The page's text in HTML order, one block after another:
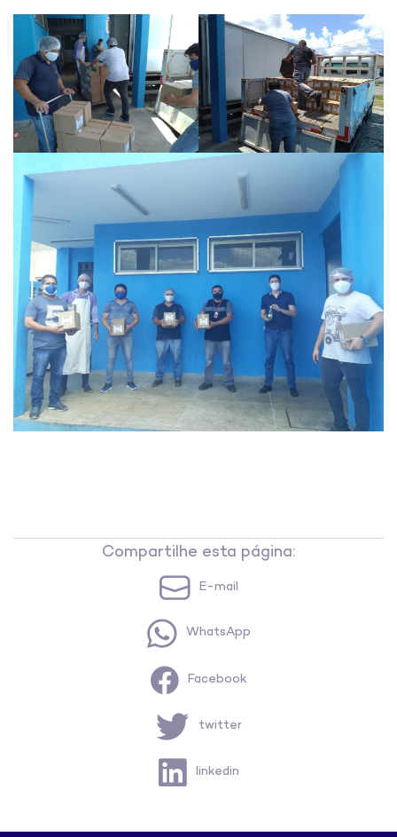
Compartilhe esta página:
E-mail
WhatsApp
Facebook
twitter
linkedin